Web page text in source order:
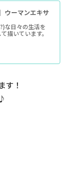
ウーマンエキサ
な日々の生活を
描いています。
す！